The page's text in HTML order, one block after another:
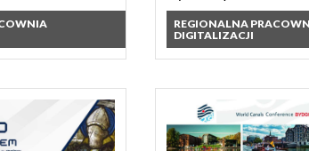
REGIONALNA
DIGITALIZACJI